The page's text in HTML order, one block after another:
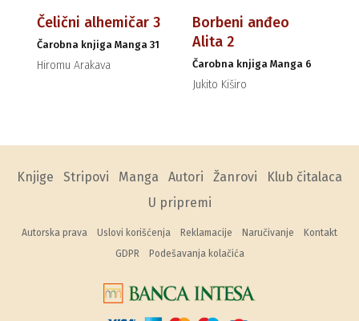
Čelični alhemičar 3
Čarobna knjiga Manga 31
Hiromu Arakava
Borbeni anđeo
Alita 2
Čarobna knjiga Manga 6
Jukito Kiširo
Knjige Stripovi Manga Autori Žanrovi
Klub čitalaca
U pripremi
Autorska prava Uslovi korišćenja Reklamacije Naručivanje
Kontakt
GDPR
Podešavanja kolačića